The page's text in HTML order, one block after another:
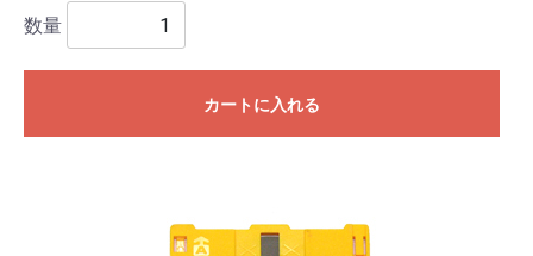
数量
カートに入れる